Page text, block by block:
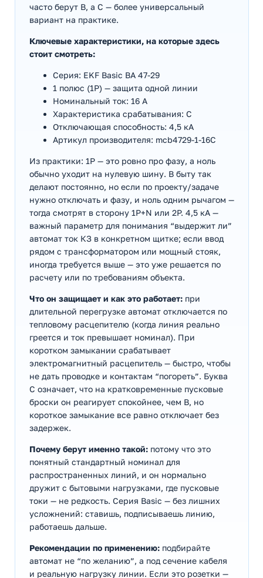
часто берут B, а C — более универсальный
вариант на практике.
Ключевые характеристики, на которые здесь
стоит смотреть:
Серия: EKF Basic ВА 47-29
1 полюс (1P) — защита одной линии
Номинальный ток: 16 А
Характеристика срабатывания: C
Отключающая способность: 4,5 кА
Артикул производителя: mcb4729-1-16C
Из практики: 1P — это ровно про фазу, а ноль
обычно уходит на нулевую шину. В быту так
делают постоянно, но если по проекту/задаче
нужно отключать и фазу, и ноль одним рычагом —
тогда смотрят в сторону 1P+N или 2P. 4,5 кА —
важный параметр для понимания “выдержит ли”
автомат ток КЗ в конкретном щитке; если ввод
рядом с трансформатором или мощный стояк,
иногда требуется выше — это уже решается по
расчету или по требованиям объекта.
Что он защищает и как это работает: при
длительной перегрузке автомат отключается по
тепловому расцепителю (когда линия реально
греется и ток превышает номинал). При
коротком замыкании срабатывает
электромагнитный расцепитель — быстро, чтобы
не дать проводке и контактам “погореть”. Буква
C означает, что на кратковременные пусковые
броски он реагирует спокойнее, чем B, но
короткое замыкание все равно отключает без
задержек.
Почему берут именно такой: потому что это
понятный стандартный номинал для
распространенных линий, и он нормально
дружит с бытовыми нагрузками, где пусковые
токи — не редкость. Серия Basic — без лишних
усложнений: ставишь, подписываешь линию,
работаешь дальше.
Рекомендации по применению: подбирайте
автомат не “по желанию”, а под сечение кабеля
и реальную нагрузку линии. Если это розетки —